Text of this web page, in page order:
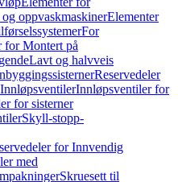
oppvaskmaskinerElementer
For
for Montert på
Lavt og halvveis
Reservedeler
Innløpsventiler for
for sisterner
Skyll-stopp-
for Innvendig
med
Skruesett til